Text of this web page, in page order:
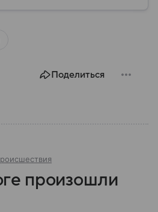
роль играет в
Поделиться
произошли